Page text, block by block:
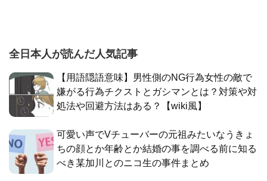
全日本人が読んだ人気記事
【用語隠語意味】男性側のNG行為女性の敵で
嫌がる行為チクストとガシマンとは？対策や対
処法や回避方法はある？【wiki風】
可愛い声でVチューバーの元祖みたいなうきょ
ちの顔とか年齢とか結婚の事を調べる前に知る
べき某加川とのニコ生の事件まとめ